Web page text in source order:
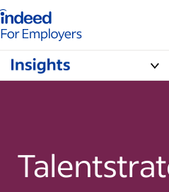
van Indeed - Voor